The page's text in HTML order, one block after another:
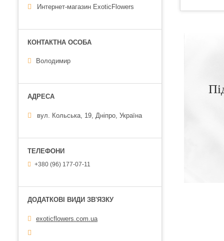
Интернет-магазин ExoticFlowers
Володимир
вул. Кольська, 19, Дніпро, Україна
+380 (96) 177-07-11
exoticflowers.com.ua